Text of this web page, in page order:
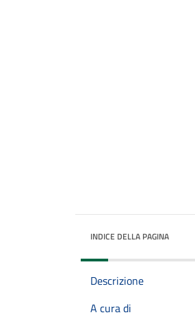
INDICE DELLA PAGINA
Descrizione
A cura di